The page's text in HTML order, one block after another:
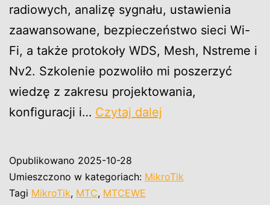
radiowych, analizę sygnału, ustawienia
zaawansowane, bezpieczeństwo sieci Wi-
Fi, a także protokoły WDS, Mesh, Nstreme i
Nv2. Szkolenie pozwoliło mi poszerzyć
wiedzę z zakresu projektowania,
konfiguracji i… Czytaj dalej
Engineer
Opublikowano 2025-10-28
Umieszczono w kategoriach: MikroTik
Tagi MikroTik, MTC, MTCEWE